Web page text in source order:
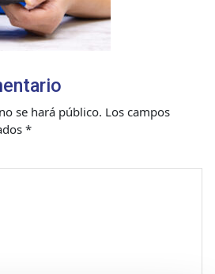
se hará público. Los campos
*